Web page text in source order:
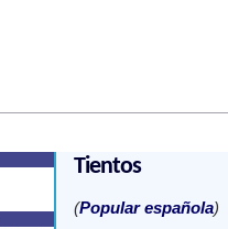
Tientos
(Popular española)